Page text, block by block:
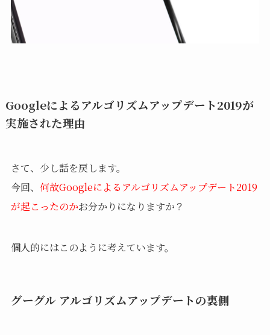
Googleによるアルゴリズムアップデート2019が
実施された理由
さて、少し話を戻します。
今回、 何故Googleによるアルゴリズムアップデート2019
が起こったのかお分かりになりますか？
個人的にはこのように考えています。
グーグル アルゴリズムアップデートの裏側